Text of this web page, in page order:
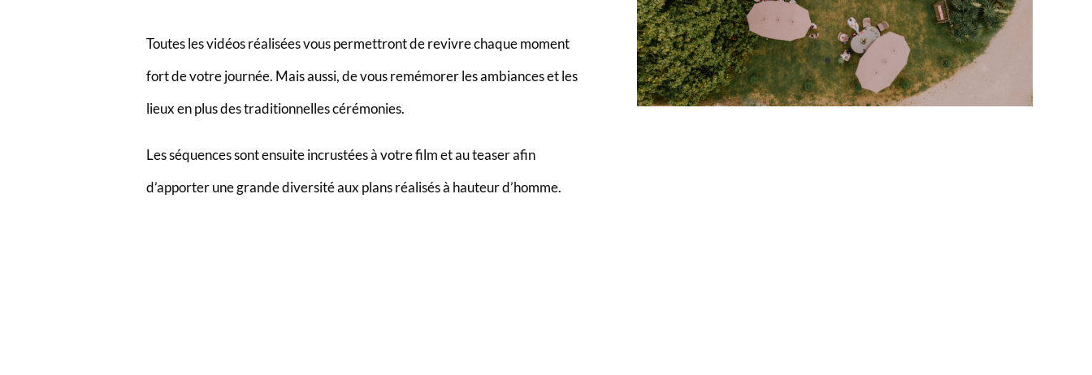
Toutes les vidéos réalisées vous permettront de revivre chaque moment
fort de votre journée. Mais aussi, de vous remémorer les ambiances et les
lieux en plus des traditionnelles cérémonies.
Les séquences sont ensuite incrustées à votre film et au teaser afin
d’apporter une grande diversité aux plans réalisés à hauteur d’homme.